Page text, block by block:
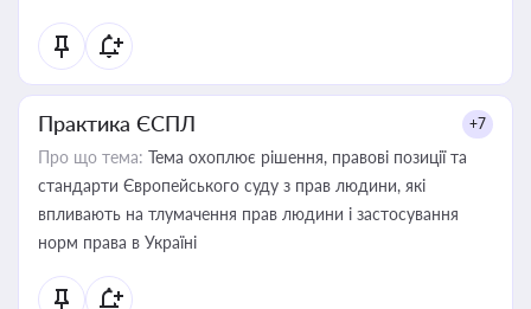
Практика ЄСПЛ +7
Про що тема: Тема охоплює рішення, правові позиції та
стандарти Європейського суду з прав людини, які
впливають на тлумачення прав людини і застосування
норм права в Україні